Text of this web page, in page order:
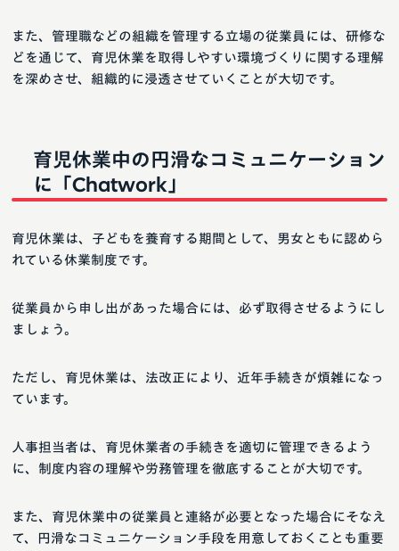
また、管理職などの組織を管理する立場の従業員には、研修な
どを通じて、育児休業を取得しやすい環境づくりに関する理解
を深めさせ、組織的に浸透させていくことが大切です。
育児休業中の円滑なコミュニケーション
に「Chatwork」
育児休業は、子どもを養育する期間として、男女ともに認めら
れている休業制度です。
従業員から申し出があった場合には、必ず取得させるようにし
ましょう。
ただし、育児休業は、法改正により、近年手続きが煩雑になっ
ています。
人事担当者は、育児休業者の手続きを適切に管理できるよう
に、制度内容の理解や労務管理を徹底することが大切です。
また、育児休業中の従業員と連絡が必要となった場合にそなえ
て、円滑なコミュニケーション手段を用意しておくことも重要